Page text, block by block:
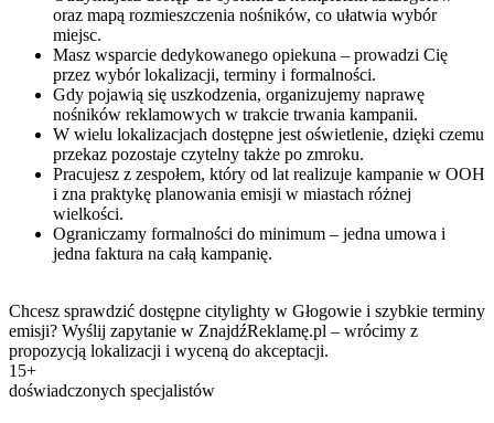
oraz mapą rozmieszczenia nośników, co ułatwia wybór
miejsc.
Masz wsparcie dedykowanego opiekuna – prowadzi Cię
przez wybór lokalizacji, terminy i formalności.
Gdy pojawią się uszkodzenia, organizujemy naprawę
nośników reklamowych w trakcie trwania kampanii.
W wielu lokalizacjach dostępne jest oświetlenie, dzięki czemu
przekaz pozostaje czytelny także po zmroku.
Pracujesz z zespołem, który od lat realizuje kampanie w OOH
i zna praktykę planowania emisji w miastach różnej
wielkości.
Ograniczamy formalności do minimum – jedna umowa i
jedna faktura na całą kampanię.
Chcesz sprawdzić dostępne citylighty w Głogowie i szybkie terminy
emisji? Wyślij zapytanie w ZnajdźReklamę.pl – wrócimy z
propozycją lokalizacji i wyceną do akceptacji.
15+
doświadczonych specjalistów